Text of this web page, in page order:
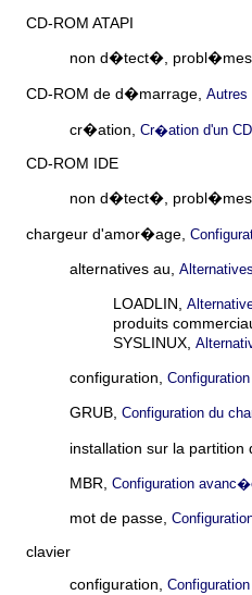
CD-ROM ATAPI
non d�tect�,
CD-ROM de d�marrage,
cr�ation, Cr�ation d'un
CD-ROM IDE
non d�tect�,
chargeur d'amor�age,
alternatives au,
LOADLIN,
produits
SYSLINUX,
configuration,
GRUB, Configuration du
installation sur la
MBR, Configuration
mot de passe,
clavier
configuration,